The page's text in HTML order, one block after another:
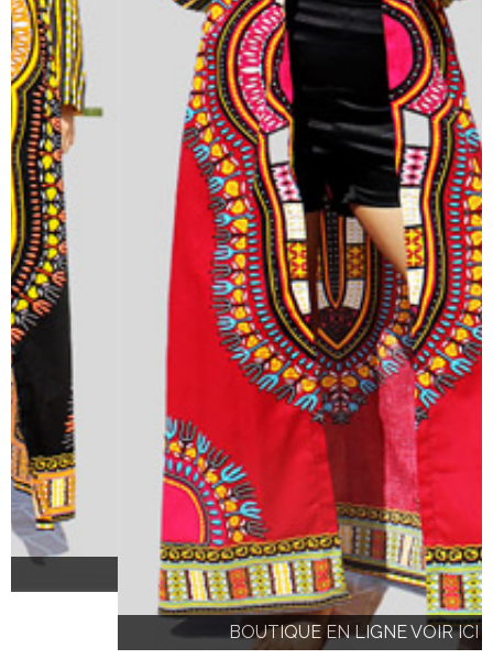
BOUTIQUE EN LIGNE VOIR ICI